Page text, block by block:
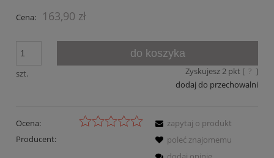
Cena: 163,90 zł
szt.
do koszyka
Zyskujesz2pkt [ ? ]
dodaj do przechowalni
Ocena:
Producent:
zapytaj o produkt
poleć znajomemu